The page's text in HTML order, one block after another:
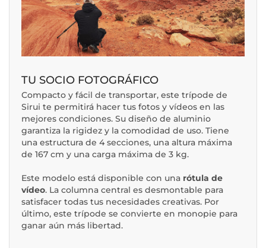
TU SOCIO FOTOGRÁFICO
Compacto y fácil de transportar, este trípode de
Sirui te permitirá hacer tus fotos y vídeos en las
mejores condiciones. Su diseño de aluminio
garantiza la rigidez y la comodidad de uso. Tiene
una estructura de 4 secciones, una altura máxima
de 167 cm y una carga máxima de 3 kg.
Este modelo está disponible con una rótula de
vídeo. La columna central es desmontable para
satisfacer todas tus necesidades creativas. Por
último, este trípode se convierte en monopie para
ganar aún más libertad.